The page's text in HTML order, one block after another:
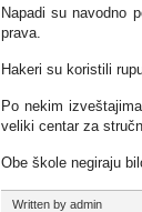
Napadi su navodno
prava.
Hakeri su koristili
Po nekim
veliki centar za
Obe škole negiraju
Written by admin